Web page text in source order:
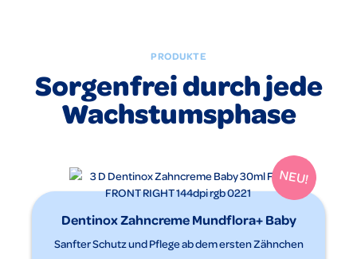
PRODUKTE
Sorgenfrei durch jede
Wachstumsphase
Dentinox Zahncreme Mundflora+ Baby
Sanfter Schutz und Pflege ab dem ersten Zähnchen